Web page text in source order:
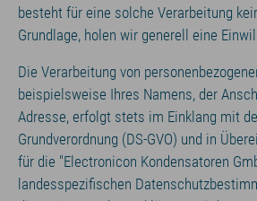
besteht für eine solche Verarbeitung
Grundlage, holen wir generell eine
Die Verarbeitung von
beispielsweise Ihres Namens, der
Adresse, erfolgt stets im Einklang mit
Grundverordnung (DS-GVO) und in
für die "Electronicon Kondensatoren
landesspezifischen